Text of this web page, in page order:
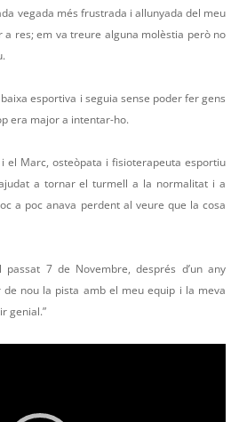
vegada més frustrada i allunyada del meu
a res; em va treure alguna molèstia però no
esportiva i seguia sense poder fer gens
era major a intentar-ho.
i el Marc, osteòpata i fisioterapeuta esportiu
ajudat a tornar el turmell a la normalitat i a
a poc anava perdent al veure que la cosa
7 de Novembre, després d’un any
de nou la pista amb el meu equip i la meva
genial.”